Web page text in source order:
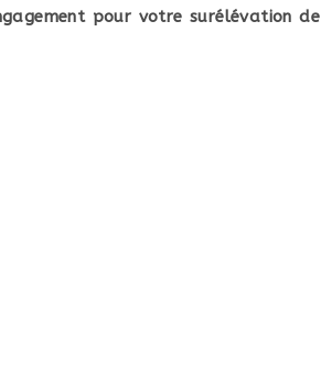
pour votre surélévation de